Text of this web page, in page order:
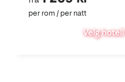
per rom / per natt
Velg hotell